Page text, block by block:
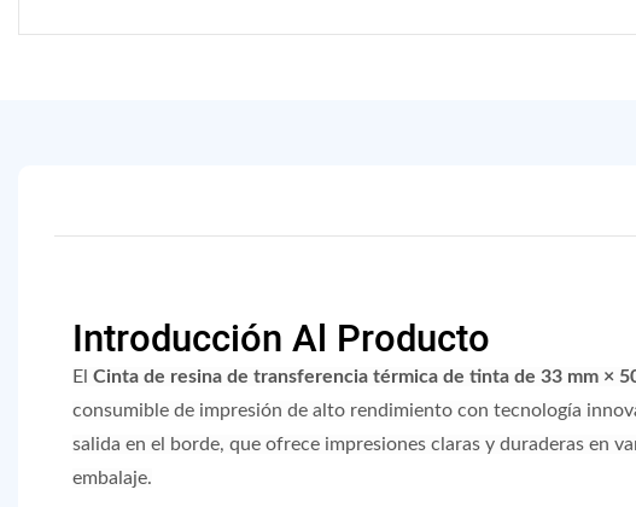
Introducción Al Producto
El Cinta de resina de transferencia térmica de tinta de 33 mm ×
consumible de impresión de alto rendimiento con tecnología
salida en el borde, que ofrece impresiones claras y duraderas en
embalaje.